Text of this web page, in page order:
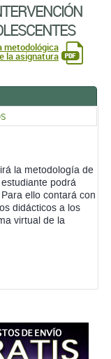
metodológica
la asignatura
la metodología de
podrá
ello contará con
didácticos a los
virtual de la